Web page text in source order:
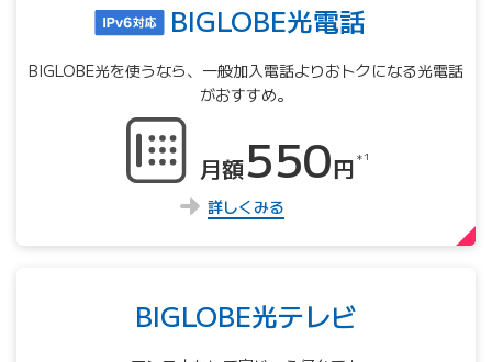
BIGLOBE光電話
BIGLOBE光を使うなら、⼀般加⼊電話よりおトクになる光電話
がおすすめ。
月額550円 ＊1
詳しくみる
BIGLOBE光テレビ